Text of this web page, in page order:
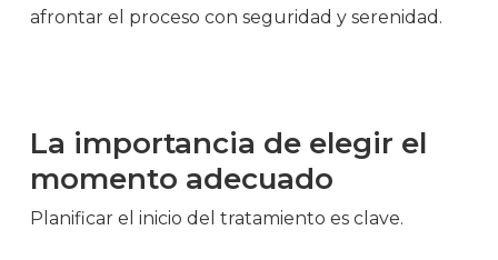
afrontar el proceso con seguridad y serenidad.
La importancia de elegir el
momento adecuado
Planificar el inicio del tratamiento es clave.